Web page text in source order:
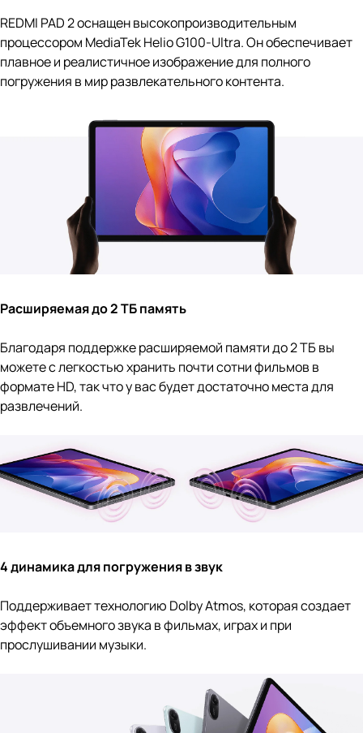
REDMI PAD 2 оснащен высокопроизводительным
процессором MediaTek Helio G100-Ultra. Он обеспечивает
плавное и реалистичное изображение для полного
погружения в мир развлекательного контента.
Расширяемая до 2 ТБ память
Благодаря поддержке расширяемой памяти до 2 ТБ вы
можете с легкостью хранить почти сотни фильмов в
формате HD, так что у вас будет достаточно места для
развлечений.
4 динамика для погружения в звук
Поддерживает технологию Dolby Atmos, которая создает
эффект объемного звука в фильмах, играх и при
прослушивании музыки.